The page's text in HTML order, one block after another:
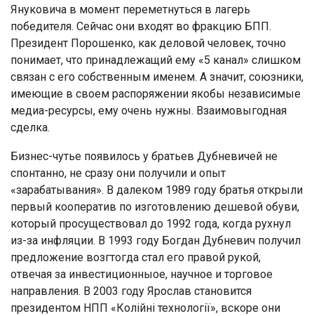
Януковича в момент переметнуться в лагерь
победителя. Сейчас они входят во фракцию БПП.
Президент Порошенко, как деловой человек, точно
понимает, что принадлежащий ему «5 канал» слишком
связан с его собственным именем. А значит, союзники,
имеющие в своем распоряжении якобы независимые
медиа-ресурсы, ему очень нужны. Взаимовыгодная
сделка.
Бизнес-чутье появилось у братьев Дубневичей не
спонтанно, не сразу они получили и опыт
«зарабатывания». В далеком 1989 году братья открыли
первый кооператив по изготовлению дешевой обуви,
который просуществовал до 1992 года, когда рухнул
из-за инфляции. В 1993 году Богдан Дубневич получил
предложение возгтогда стал его правой рукой,
отвечая за инвестиционныое, научное и торговое
направления. В 2003 году Ярослав становится
президентом НПП «Колійні технології», вскоре они